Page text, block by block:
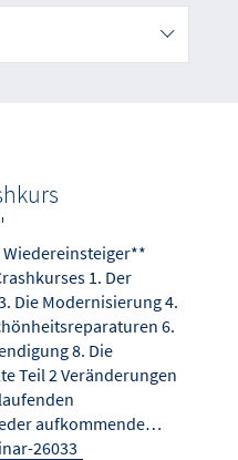
1. Der
Die Modernisierung 4.
6.
8. Die
Teil 2 Veränderungen
aufkommende…
26033